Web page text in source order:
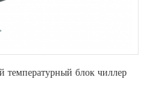
Низкотемпературный